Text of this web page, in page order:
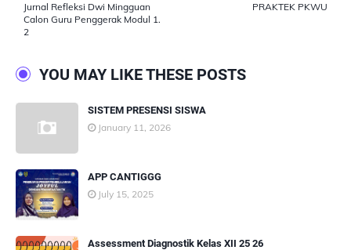
PRAKTEK PKWU
Jurnal Refleksi Dwi Mingguan
Calon Guru Penggerak Modul 1.
2
YOU MAY LIKE THESE POSTS
SISTEM PRESENSI SISWA
January 11, 2026
APP CANTIGGG
July 15, 2025
Assessment Diagnostik Kelas XII 25 26